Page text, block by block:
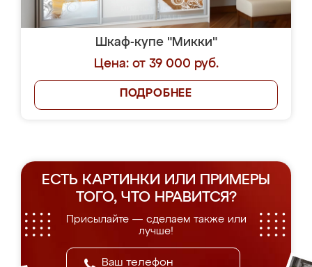
Шкаф-купе "Микки"
Цена: от 39 000 руб.
ПОДРОБНЕЕ
ЕСТЬ КАРТИНКИ ИЛИ ПРИМЕРЫ
ТОГО, ЧТО НРАВИТСЯ?
Присылайте — сделаем также или
лучше!